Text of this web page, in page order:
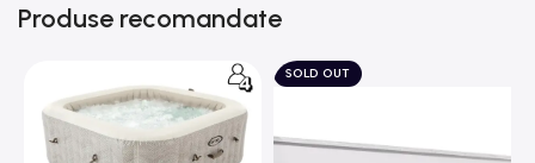
Produse recomandate
SOLD OUT